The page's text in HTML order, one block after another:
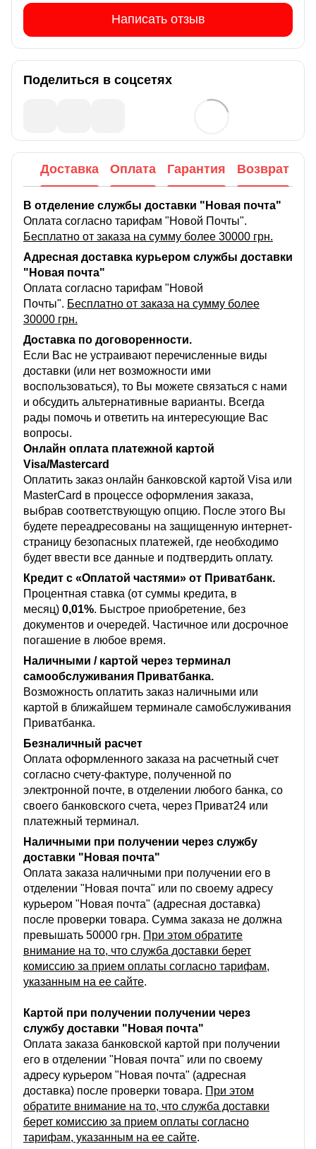
Написать отзыв
Поделиться в соцсетях
Доставка Оплата Гарантия Возврат
В отделение службы доставки "Новая почта"
Оплата согласно тарифам "Новой Почты".
Бесплатно от заказа на сумму более 30000 грн.
Адресная доставка курьером службы доставки
"Новая почта"
Оплата согласно тарифам "Новой
Почты". Бесплатно от заказа на сумму более
30000 грн.
Доставка по договоренности.
Если Вас не устраивают перечисленные виды
доставки (или нет возможности ими
воспользоваться), то Вы можете связаться с нами
и обсудить альтернативные варианты. Всегда
рады помочь и ответить на интересующие Вас
вопросы.
Онлайн оплата платежной картой
Visa/Mastercard
Оплатить заказ онлайн банковской картой Visa или
MasterCard в процессе оформления заказа,
выбрав соответствующую опцию. После этого Вы
будете переадресованы на защищенную интернет-
страницу безопасных платежей, где необходимо
будет ввести все данные и подтвердить оплату.
Кредит с «Оплатой частями» от Приватбанк.
Процентная ставка (от суммы кредита, в
месяц) 0,01%. Быстрое приобретение, без
документов и очередей. Частичное или досрочное
погашение в любое время.
Наличными / картой через терминал
самообслуживания Приватбанка.
Возможность оплатить заказ наличными или
картой в ближайшем терминале самобслуживания
Приватбанка.
Безналичный расчет
Оплата оформленного заказа на расчетный счет
согласно счету-фактуре, полученной по
электронной почте, в отделении любого банка, со
своего банковского счета, через Приват24 или
платежный терминал.
Наличными при получении через службу
доставки "Новая почта"
Оплата заказа наличными при получении его в
отделении "Новая почта" или по своему адресу
курьером "Новая почта" (адресная доставка)
после проверки товара. Сумма заказа не должна
превышать 50000 грн. При этом обратите
внимание на то, что служба доставки берет
комиссию за прием оплаты согласно тарифам,
указанным на ее сайте.
Картой при получении получении через
службу доставки "Новая почта"
Оплата заказа банковской картой при получении
его в отделении "Новая почта" или по своему
адресу курьером "Новая почта" (адресная
доставка) после проверки товара. При этом
обратите внимание на то, что служба доставки
берет комиссию за прием оплаты согласно
тарифам, указанным на ее сайте.